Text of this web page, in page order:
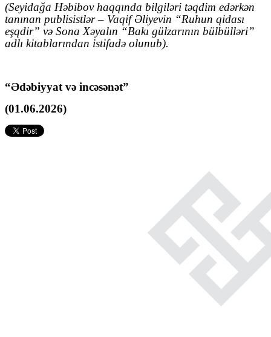
(Seyidağa Həbibovhaqqında bilgiləri təqdim edərkən
tanınan publisistlər – Vaqif Əliyevin “Ruhun qidası
eşqdir” və Sona Xəyalın “Bakı gülzarının bülbülləri”
adlı kitablarından istifadə olunub).
“Ədəbiyyat və incəsənət”
(01.06.2026)